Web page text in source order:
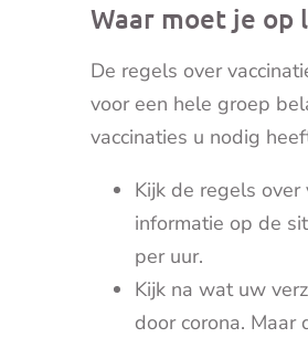
Waar moet je op
De regels over
voor een hele groep
vaccinaties u nodig
Kijk de regels
informatie op de
per uur.
Kijk na wat uw
door corona. Maar